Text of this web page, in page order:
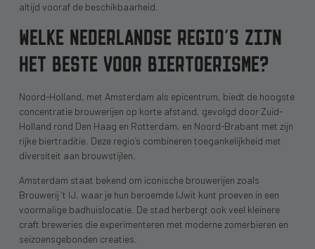
altijd vooraf de beschikbaarheid.
WELKE NEDERLANDSE REGIO’S ZIJN
HET BESTE VOOR BIERTOERISME?
Noord-Holland, met Amsterdam als epicentrum, biedt de hoogste
concentratie brouwerijen op korte afstand, gevolgd door Zuid-
Holland rond Den Haag en Rotterdam, en Noord-Brabant met zijn
rijke biertraditie. Deze regio’s combineren toegankelijkheid met
diversiteit aan brouwstijlen.
Amsterdam staat bekend om iconische brouwerijen zoals
Brouwerij ’t IJ, waar je hun beroemde IJwit kunt proeven in een
voormalige badhuislocatie. De stad herbergt ook veel kleinere
craft breweries die experimenteren met moderne zomerbieren en
seizoensgebonden creaties.